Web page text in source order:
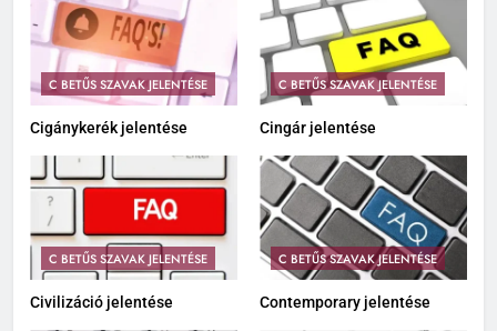
C BETŰS SZAVAK JELENTÉSE
Cigánykerék jelentése
C BETŰS SZAVAK JELENTÉSE
Cingár jelentése
C BETŰS SZAVAK JELENTÉSE
Civilizáció jelentése
C BETŰS SZAVAK JELENTÉSE
Contemporary jelentése